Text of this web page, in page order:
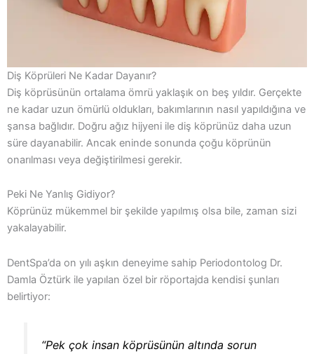
Diş Köprüleri Ne Kadar Dayanır?
Diş köprüsünün ortalama ömrü yaklaşık on beş yıldır. Gerçekte
ne kadar uzun ömürlü oldukları, bakımlarının nasıl yapıldığına ve
şansa bağlıdır. Doğru ağız hijyeni ile diş köprünüz daha uzun
süre dayanabilir. Ancak eninde sonunda çoğu köprünün
onarılması veya değiştirilmesi gerekir.
Peki Ne Yanlış Gidiyor?
Köprünüz mükemmel bir şekilde yapılmış olsa bile, zaman sizi
yakalayabilir.
DentSpa’da on yılı aşkın deneyime sahip Periodontolog Dr.
Damla Öztürk ile yapılan özel bir röportajda kendisi şunları
belirtiyor:
“Pek çok insan köprüsünün altında sorun